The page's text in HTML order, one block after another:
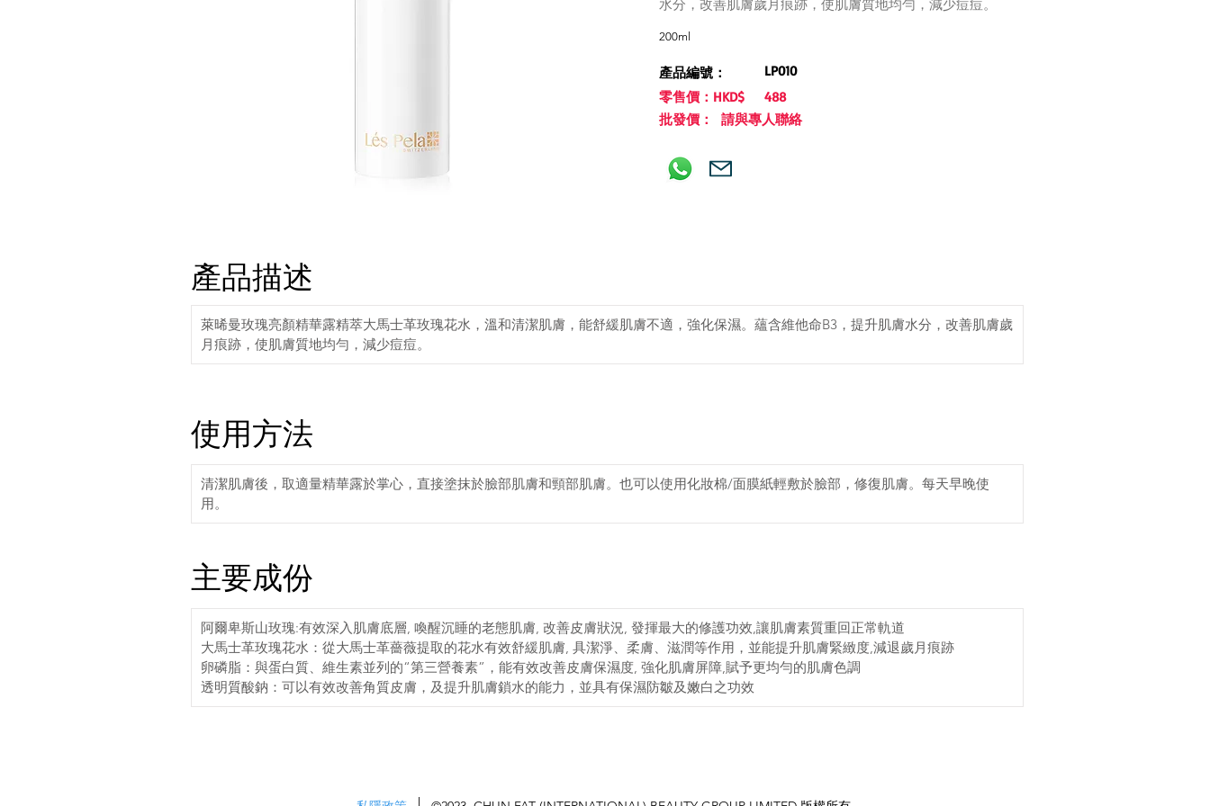
水分，改善肌膚歲月痕跡，使肌膚質地均勻，減少痘痘。
200ml
產品編號：
LP010
零售價：HKD$
488
批發價： 請與專人聯絡
產品描述
萊晞曼玫​​瑰亮顏精華露精萃大馬士革玫瑰花水，溫和清潔肌膚，能舒緩肌膚不適，強化保濕。蘊含維他命B3，提升肌膚水分，改善肌膚歲
月痕跡，使肌膚質地均勻，減少痘痘。
使用方法
清潔肌膚後，取適量精華露於掌心，直接塗抹於臉部肌膚和頸部肌膚。也可以使用化妝棉/面膜紙輕敷於臉部，修復肌膚。每天早晚使
用。
主要成份
阿爾卑斯山玫瑰:有效深入肌膚底層, 喚醒沉睡的老態肌膚, 改善皮膚狀況, 發揮最大的修護功效,讓肌膚素質重回正常軌道
大馬士革玫瑰花水：從大馬士革薔薇提取的花水有效舒緩肌膚, 具潔淨、柔膚、滋潤等作用，並能提升肌膚緊緻度,減退歲月痕跡
卵磷脂：與蛋白質、維生素並列的“第三營養素”，能有效改善皮膚保濕度, 強化肌膚屏障,賦予更均勻的肌膚色調
透明質酸鈉：可以有效改善角質皮膚，及提升肌膚鎖水的能力，並具有保濕防皺及嫩白之功效